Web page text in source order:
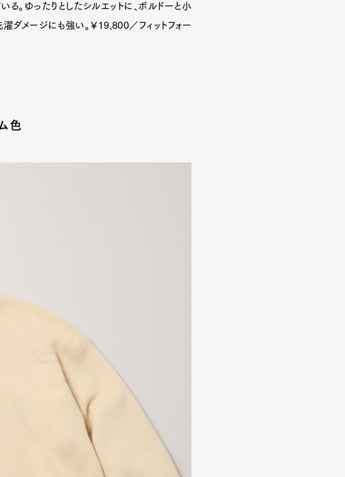
Lifestyle
る。ゆったりとしたシルエットに、ボルドーと小
ダメージにも強い。￥19,800／フィットフォー
色